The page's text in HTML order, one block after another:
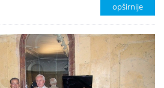
opširnije